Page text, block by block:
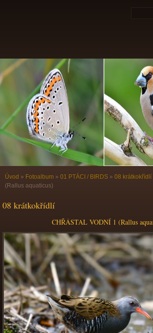
Úvod » Fotoalbum » 01 PTÁCI / BIRDS » 08 krátkokřídlí
(Rallus aquaticus)
08 krátkokřídlí
CHŘÁSTAL VODNÍ 1 (Rallus